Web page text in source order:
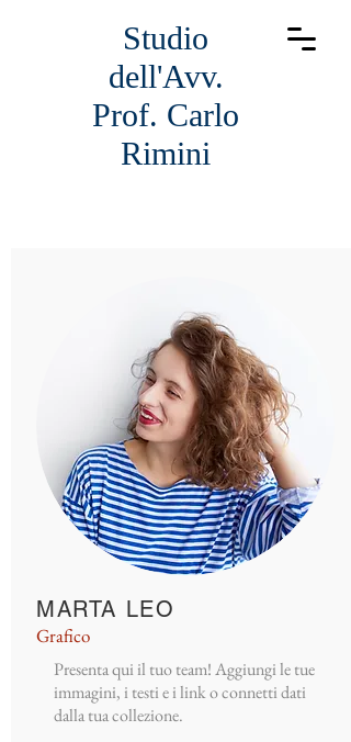
Studio
dell'Avv.
Prof. Carlo
Rimini
MARTA LEO
Grafico
Presenta qui il tuo team! Aggiungi le tue
immagini, i testi e i link o connetti dati
dalla tua collezione.